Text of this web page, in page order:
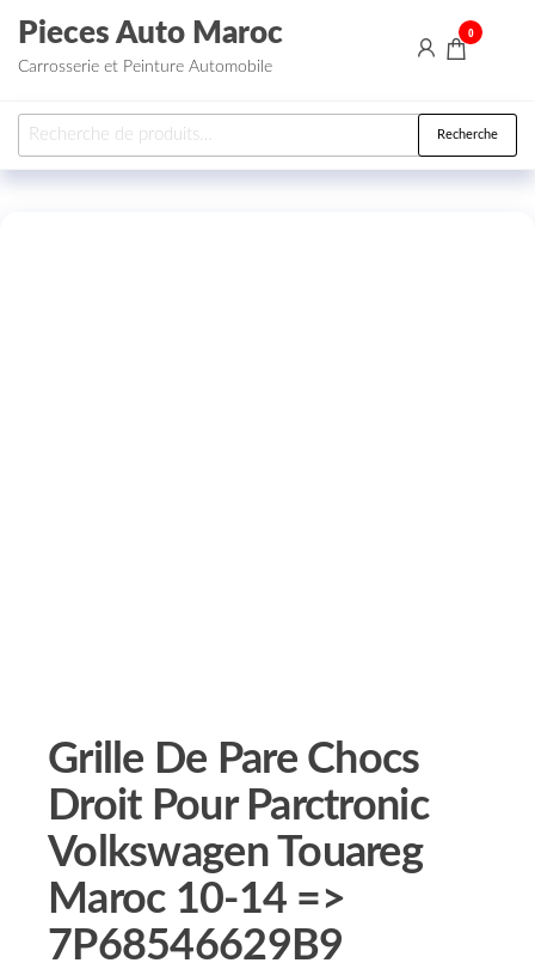
Aller au contenu
Pieces Auto Maroc
Carrosserie et Peinture Automobile
0
Recherche pour : Recherche
Grille De Pare Chocs
Droit Pour Parctronic
Volkswagen Touareg
Maroc 10-14 =>
7P68546629B9